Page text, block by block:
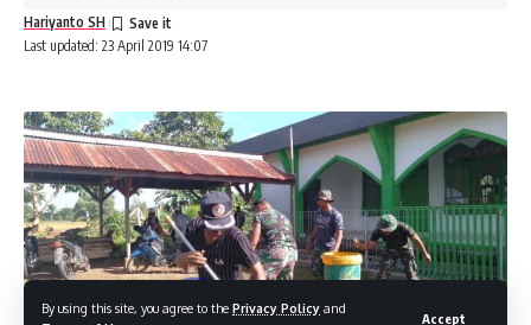
By using this site, you agree to the Privacy Policy and
Accept
Last updated: 23 April 2019 14:07
Hariyanto SH